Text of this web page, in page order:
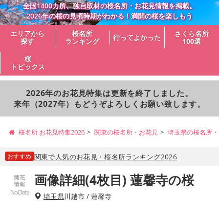
全国1400カ所、独自取材の桜名所・お花見情報を掲載。
2026年の桜の見頃時期がわかる！満開の桜を楽しもう
エリアから
探す
桜名所
ランキング
行ってよかった
さくら名所
100選
桜
トピックス
2026年のお花見特集は更新を終了しました。
来年（2027年）もどうぞよろしくお願い致します。
桜名所 お花見特集2026 関東の桜名所・お花見 埼玉県の桜名所
おすすめ 関東で人気のお花見・桜名所ランキング2026
画像詳細(4枚目) 蓮馨寺の桜
埼玉県 川越市 / 蓮馨寺